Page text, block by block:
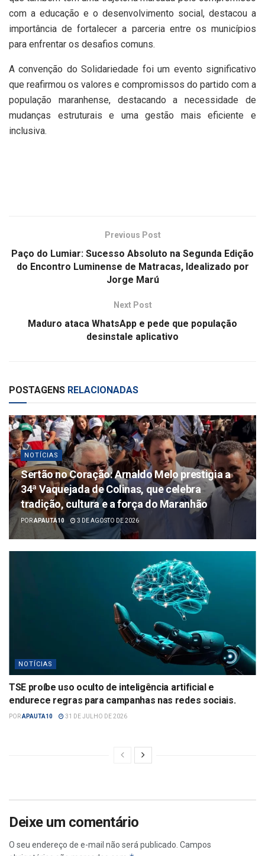
com a educação e o desenvolvimento social, destacou a
importância de fortalecer a parceria entre os municípios
para enfrentar os desafios comuns.
A convenção do Solidariedade foi um evento significativo
que reafirmou os valores e compromissos do partido com a
população maranhense, destacando a necessidade de
mudanças estruturais e uma gestão mais eficiente e
inclusiva.
Previous Post
Paço do Lumiar: Sucesso Absoluto na Segunda Edição
do Encontro Luminense de Matracas, Idealizado por
Jorge Marú
Next Post
Maduro ataca WhatsApp e pede que população
desinstale aplicativo
POSTAGENS RELACIONADAS
NOTÍCIAS
Sertão no Coração: Arnaldo Melo prestigia a
34ª Vaquejada de Colinas, que celebra
tradição, cultura e a força do Maranhão
PORAPAUTA10 3 DE AGOSTO DE 2026
NOTÍCIAS
TSE proíbe uso oculto de inteligência artificial e
endurece regras para campanhas nas redes sociais.
PORAPAUTA10 31 DE JULHO DE 2026
Deixe um comentário
O seu endereço de e-mail não será publicado. Campos